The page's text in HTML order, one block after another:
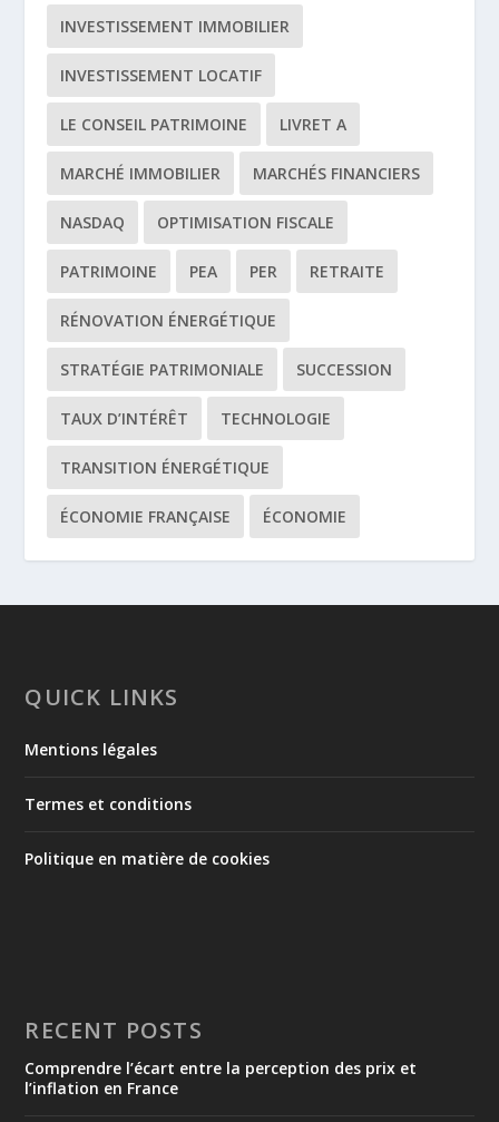
INVESTISSEMENT IMMOBILIER
INVESTISSEMENT LOCATIF
LE CONSEIL PATRIMOINE LIVRET A
MARCHÉ IMMOBILIER MARCHÉS FINANCIERS
NASDAQ OPTIMISATION FISCALE
PATRIMOINE PEA PER RETRAITE
RÉNOVATION ÉNERGÉTIQUE
STRATÉGIE PATRIMONIALE SUCCESSION
TAUX D’INTÉRÊT TECHNOLOGIE
TRANSITION ÉNERGÉTIQUE
ÉCONOMIE FRANÇAISE ÉCONOMIE
QUICK LINKS
Mentions légales
Termes et conditions
Politique en matière de cookies
RECENT POSTS
Comprendre l’écart entre la perception des prix et
l’inflation en France